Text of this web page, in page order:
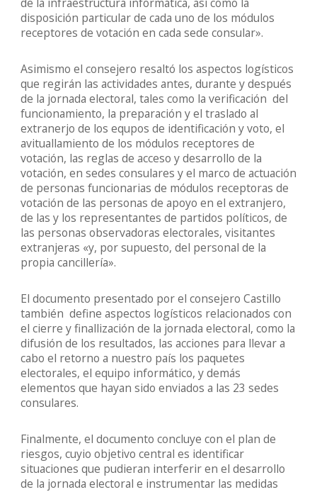
de la infraestructura informática, así como la
disposición particular de cada uno de los módulos
receptores de votación en cada sede consular».
Asimismo el consejero resaltó los aspectos logísticos
que regirán las actividades antes, durante y después
de la jornada electoral, tales como la verificación del
funcionamiento, la preparación y el traslado al
extranerjo de los equpos de identificación y voto, el
avituallamiento de los módulos receptores de
votación, las reglas de acceso y desarrollo de la
votación, en sedes consulares y el marco de actuación
de personas funcionarias de módulos receptoras de
votación de las personas de apoyo en el extranjero,
de las y los representantes de partidos políticos, de
las personas observadoras electorales, visitantes
extranjeras «y, por supuesto, del personal de la
propia cancillería».
El documento presentado por el consejero Castillo
también define aspectos logísticos relacionados con
el cierre y finallización de la jornada electoral, como la
difusión de los resultados, las acciones para llevar a
cabo el retorno a nuestro país los paquetes
electorales, el equipo informático, y demás
elementos que hayan sido enviados a las 23 sedes
consulares.
Finalmente, el documento concluye con el plan de
riesgos, cuyio objetivo central es identificar
situaciones que pudieran interferir en el desarrollo
de la jornada electoral e instrumentar las medidas